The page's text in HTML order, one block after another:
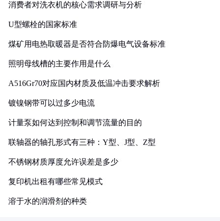
消费者对洗衣机的核心需求调研与分析
U型螺栓的国家标准
煤矿用电热取暖器是否符合防爆电气设备标准
照明母线槽的主要作用是什么
A516Gr70对应国内材质及低温冲击要求解析
镀镍钢带可以过多少电流
计量泵如何达到控制和调节流量的目的
联轴器的轴孔形式有三种：Y型、J型、Z型
不锈钢材质厚度允许误差是多少
复印机出租有哪些常见模式
溶于水的润滑剂的种类